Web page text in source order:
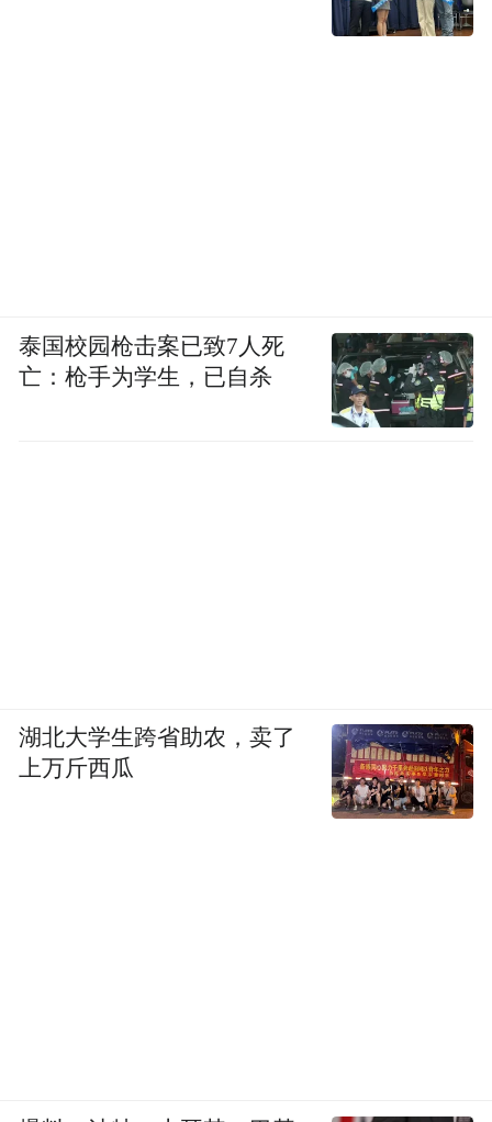
泰国校园枪击案已致7人死
亡：枪手为学生，已自杀
湖北大学生跨省助农，卖了
上万斤西瓜